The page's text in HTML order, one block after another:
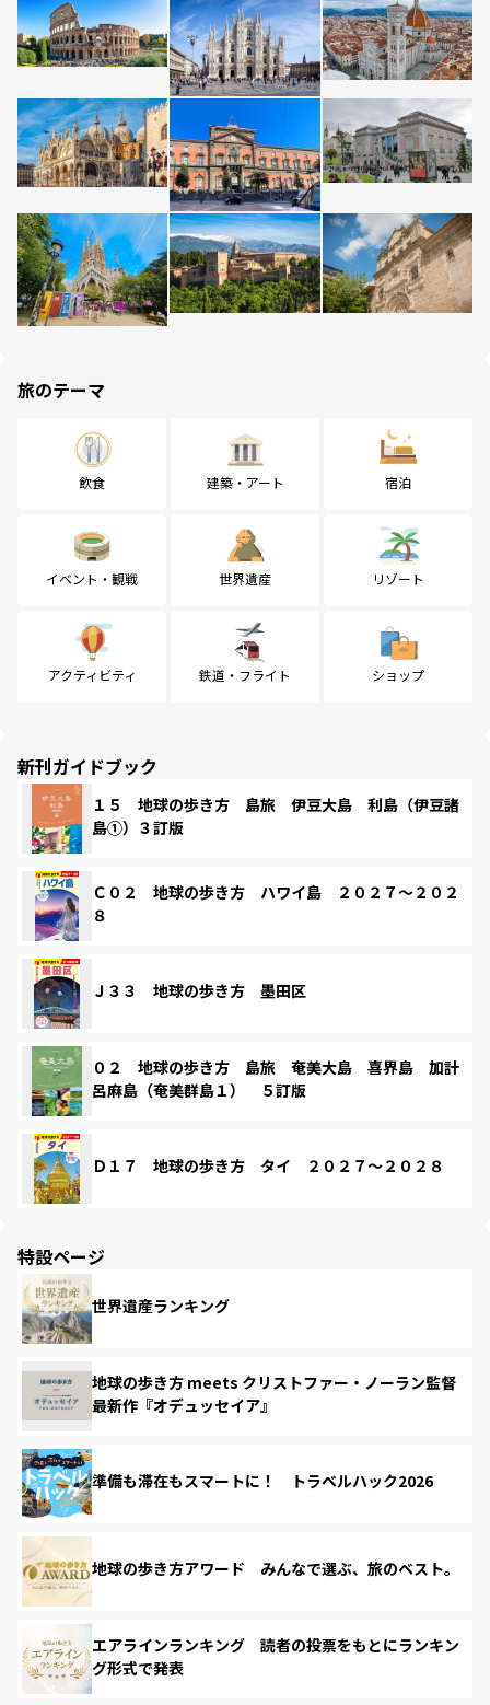
旅のテーマ
飲食 建築・アート 宿泊
イベント・観戦 世界遺産 リゾート
アクティビティ 鉄道・フライト ショップ
新刊ガイドブック
１５ 地球の歩き方 島旅 伊豆大島 利島（伊豆諸
島①）３訂版
Ｃ０２ 地球の歩き方 ハワイ島 ２０２７～２０２
８
Ｊ３３ 地球の歩き方 墨田区
０２ 地球の歩き方 島旅 奄美大島 喜界島 加計
呂麻島（奄美群島１） ５訂版
Ｄ１７ 地球の歩き方 タイ ２０２７～２０２８
特設ページ
世界遺産ランキング
地球の歩き方 meets クリストファー・ノーラン監督
最新作『オデュッセイア』
準備も滞在もスマートに！ トラベルハック2026
地球の歩き方アワード みんなで選ぶ、旅のベスト。
エアラインランキング 読者の投票をもとにランキン
グ形式で発表